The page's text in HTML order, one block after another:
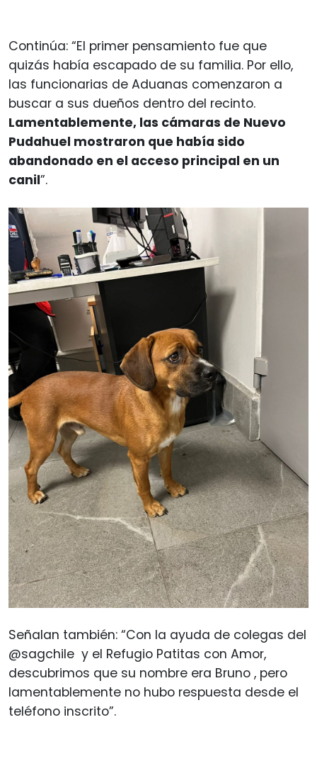
Continúa: “El primer pensamiento fue que
quizás había escapado de su familia. Por ello,
las funcionarias de Aduanas comenzaron a
buscar a sus dueños dentro del recinto.
Lamentablemente, las cámaras de Nuevo
Pudahuel mostraron que había sido
abandonado en el acceso principal en un
canil”.
Señalan también: “Con la ayuda de colegas del
@sagchile y el Refugio Patitas con Amor,
descubrimos que su nombre era Bruno , pero
lamentablemente no hubo respuesta desde el
teléfono inscrito”.